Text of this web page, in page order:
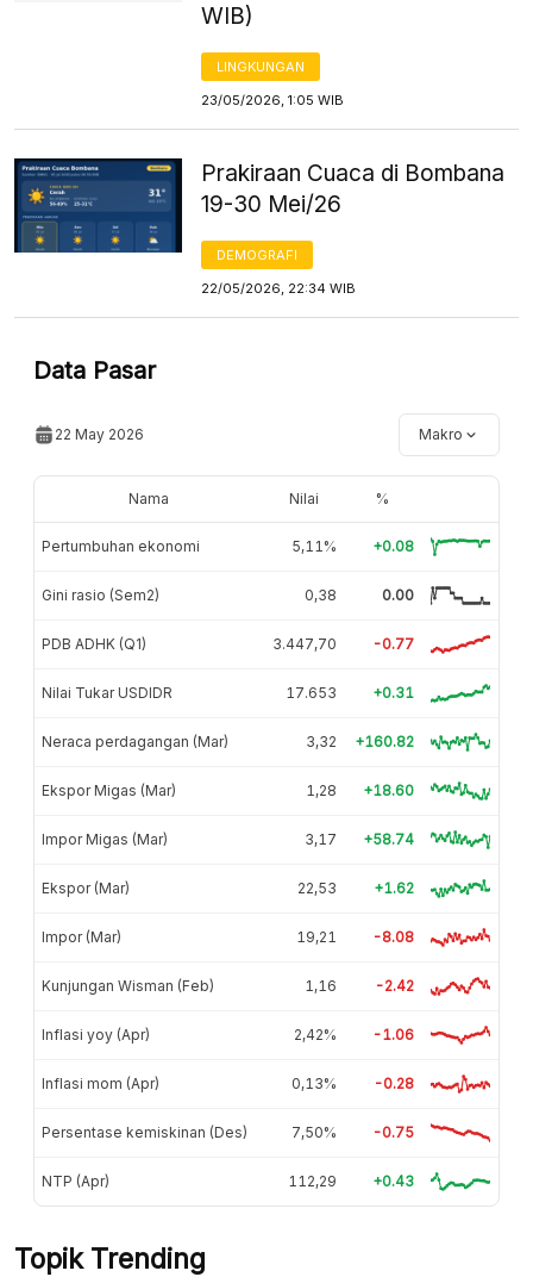
WIB)
LINGKUNGAN
23/05/2026, 1:05 WIB
Prakiraan Cuaca di Bombana
19-30 Mei/26
DEMOGRAFI
22/05/2026, 22:34 WIB
Data Pasar
22 May 2026 Makro
Nama Nilai %
Pertumbuhan ekonomi 5,11% +0.08
Gini rasio (Sem2) 0,38 0.00
PDB ADHK (Q1) 3.447,70 -0.77
Nilai Tukar USDIDR 17.653 +0.31
Neraca perdagangan (Mar) 3,32 +160.82
Ekspor Migas (Mar) 1,28 +18.60
Impor Migas (Mar) 3,17 +58.74
Ekspor (Mar) 22,53 +1.62
Impor (Mar) 19,21 -8.08
Kunjungan Wisman (Feb) 1,16 -2.42
Inflasi yoy (Apr) 2,42% -1.06
Inflasi mom (Apr) 0,13% -0.28
Persentase kemiskinan (Des) 7,50% -0.75
NTP (Apr) 112,29 +0.43
Topik Trending